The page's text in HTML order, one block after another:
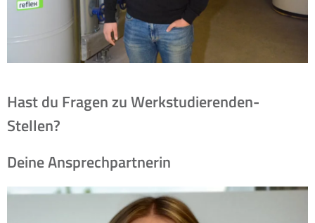
Hast du Fragen zu Werkstudierenden-
Stellen?
Deine Ansprechpartnerin